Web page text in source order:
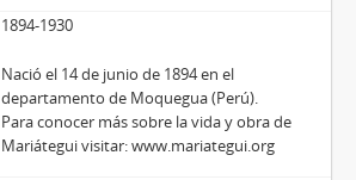
1894-1930
Nació el 14 de junio de 1894 en el
departamento de Moquegua (Perú).
Para conocer más sobre la vida y obra de
Mariátegui visitar: www.mariategui.org